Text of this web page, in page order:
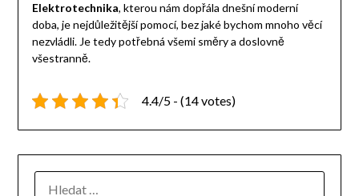
Elektrotechnika, kterou nám dopřála dnešní moderní
doba, je nejdůležitější pomocí, bez jaké bychom mnoho věcí
nezvládli. Je tedy potřebná všemi směry a doslovně
všestranně.
4.4/5 - (14 votes)